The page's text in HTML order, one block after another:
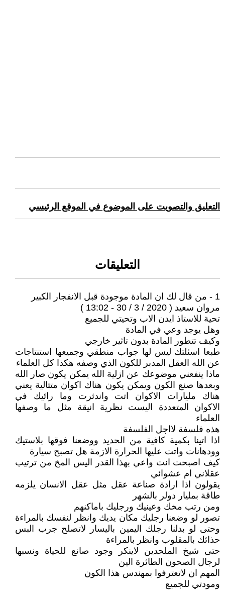
التعليق والتصويت على الموضوع في الموقع الرئيسي
التعليقات
1 - من قال لك ان المادة موجودة قبل الانفجار الكبير
مروان سعيد ( 2020 / 3 / 30 - 13:02 )
تحية للاستاذ ايدن الاب وتحيتي للجميع
وهل يوجد وعي في المادة
وكيف تتطور المادة بدون تاثير خارجي
طبعا اسئلتك ليس لها جواب منطقي وجميعها استنتاجات
عن الله العقل المدبر للكون الذي وصفه هكذا كل العلماء
ماذا ينفعني موضوعك عن ازلية الله يمكن يكون صار الله
وبعدها صنع الكون ويمكن يكون هناك اكوان متتالية يعني
هناك مليارات الاكوان اتت واندثرت وما رائيك في
الاكوان المتعددة اليست نظرية انيقة مثل ما وصفها
العلماء
هذه فلسفة لااجل الفلسفة
اذا اتينا بكمية كافية من الحديد ووضعنا فوقها بلاستيك
وودهانات واتت عليها الحرارة الازمة هل تصبح سيارة
كيف اصبحت انت واعي بهذا القدر اليس المخ من ترتيب
عقلاني ام عشوائي
يقولون اذا ارادة صناعة عقل مثل عقل الانسان يلزمه
طاقة بمليار دولر بالشهر
ومن رتب مخك وعينيك ورجليك باماكنهم
تصور لو وضعنا رجليك مكان يديك وانظر لنفسك بالمراءة
وحتى لو بدلنا رجلك اليمين باليسار لاتصلح جرب البس
حذائك بالمقلوب وانظر بالمراءة
حتى شيخ الملحدين لاينكر وجود صانع للحياة ونسبها
لرجال الصحون الطائرة الين
المهم ان لاتعترفوا بمهندس هذا الكون
ومودتي للجميع